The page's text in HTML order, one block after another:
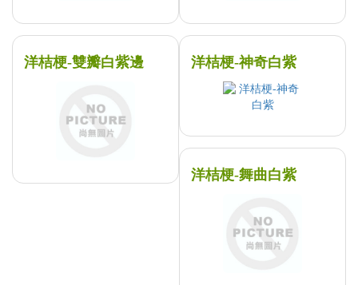
洋桔梗-雙瓣白紫邊 洋桔梗-神奇白紫
洋桔梗-舞曲白紫